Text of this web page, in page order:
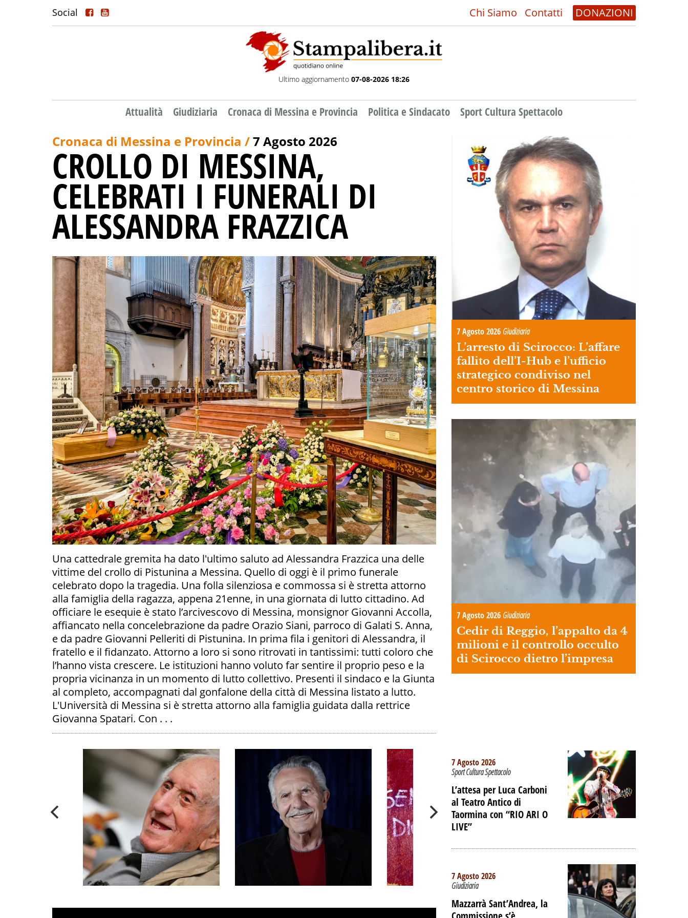
Social Chi Siamo Contatti DONAZIONI
Ultimo aggiornamento 07-08-2026 18:26
Attualità Giudiziaria Cronaca di Messina e Provincia Politica e Sindacato Sport Cultura Spettacolo
Cronaca di Messina e Provincia /7 Agosto 2026
CROLLO DI MESSINA,
CELEBRATI I FUNERALI DI
ALESSANDRA FRAZZICA
Una cattedrale gremita ha dato l'ultimo saluto ad Alessandra Frazzica una delle
vittime del crollo di Pistunina a Messina. Quello di oggi è il primo funerale
celebrato dopo la tragedia. Una folla silenziosa e commossa si è stretta attorno
alla famiglia della ragazza, appena 21enne, in una giornata di lutto cittadino. Ad
officiare le esequie è stato l’arcivescovo di Messina, monsignor Giovanni Accolla,
affiancato nella concelebrazione da padre Orazio Siani, parroco di Galati S. Anna,
e da padre Giovanni Pelleriti di Pistunina. In prima fila i genitori di Alessandra, il
fratello e il fidanzato. Attorno a loro si sono ritrovati in tantissimi: tutti coloro che
l’hanno vista crescere. Le istituzioni hanno voluto far sentire il proprio peso e la
propria vicinanza in un momento di lutto collettivo. Presenti il sindaco e la Giunta
al completo, accompagnati dal gonfalone della città di Messina listato a lutto.
L'Università di Messina si è stretta attorno alla famiglia guidata dalla rettrice
Giovanna Spatari. Con . . .
IL DOCUMENTO -
ACAB, OLTRE LE
I SUOI
7 Agosto 2026 Giudiziaria
L’arresto di Scirocco: L’affare
fallito dell’I-Hub e l’ufficio
strategico condiviso nel
centro storico di Messina
7 Agosto 2026 Giudiziaria
Cedir di Reggio, l’appalto da 4
milioni e il controllo occulto
di Scirocco dietro l’impresa
7 Agosto 2026
Sport Cultura Spettacolo
L’attesa per Luca Carboni
al Teatro Antico di
Taormina con “RIO ARI O
LIVE”
7 Agosto 2026
Giudiziaria
Mazzarrà Sant’Andrea, la